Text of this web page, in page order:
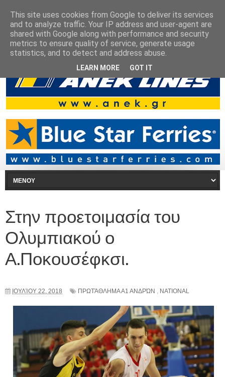
Στην προετοιμασία του
Ολυμπιακού ο
Α.Ποκουσέφκσι.
ΙΟΥΛΊΟΥ 22, 2018 ΠΡΩΤΆΘΛΗΜΑ Α1 ΑΝΔΡΏΝ , NATIONAL
This site uses cookies from Google to deliver its services
and to analyze traffic. Your IP address and user-agent are
shared with Google along with performance and security
metrics to ensure quality of service, generate usage
statistics, and to detect and address abuse.
LEARN MORE GOT IT